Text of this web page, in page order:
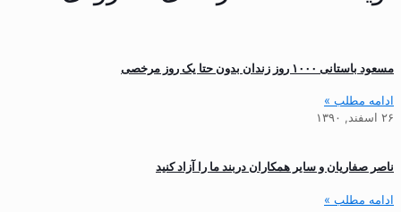
مسعود باستانی ۱۰۰۰ روز زندان بدون حتا یک روز مرخصی
ادامه مطلب »
۲۶ اسفند, ۱۳۹۰
ناصر صفاریان و سایر همکاران دربند ما را آزاد کنید
ادامه مطلب »